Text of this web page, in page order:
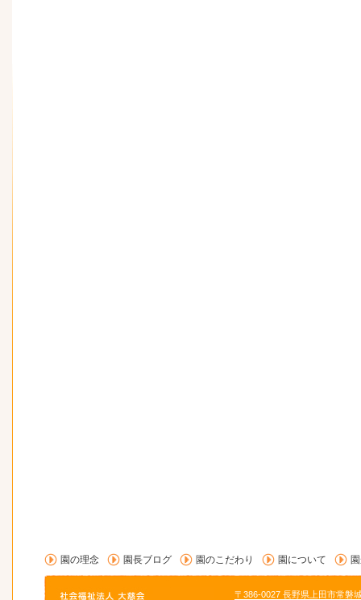
園の理念 園長ブログ 園のこだわり 園について
〒386-0027 長野県上田市常磐